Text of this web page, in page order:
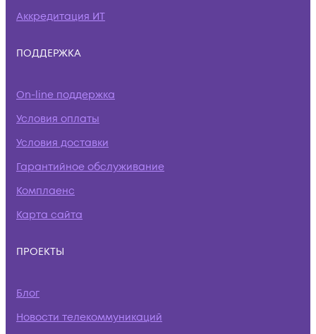
Аккредитация ИТ
ПОДДЕРЖКА
On-line поддержка
Условия оплаты
Условия доставки
Гарантийное обслуживание
Комплаенс
Карта сайта
ПРОЕКТЫ
Блог
Новости телекоммуникаций